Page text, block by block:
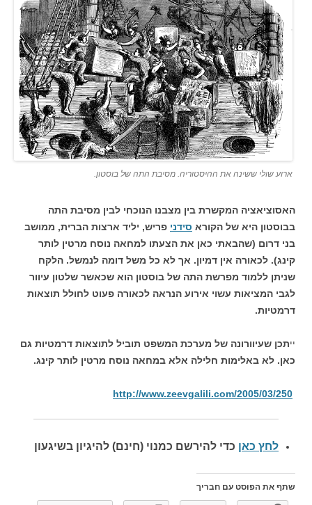
ארוע שולי ששינה את ההיסטוריה. מסיבת התה של בוסטון.
האסוציאציה המקשרת בין מצבנו הנוכחי לבין מסיבת התה
בבוסטון היא של הקורא סידני פריש, יליד ארצות הברית, ממושב
בני דרום (שהבאתי כאן את הצעתו למחאה נוסח מרטין לותר
קינג). לכאורה אין דמיון. אך לא כל משל דומה לנמשל. הלקח
שניתן ללמוד מפרשת התה של בוסטון הוא שכאשר שלטון עיוור
לגבי המציאות עשוי אירוע הנראה לכאורה פעוט לחולל תוצאות
דרמטיות.
ייתכן שעיוורונה של מערכת המשפט תוביל לתוצאות דרמטיות גם
כאן. לא באלימות חלילה אלא במחאה נוסח מרטין לותר קינג.
http://www.zeevgalili.com/2005/03/250
לחץ כאן כדי להירשם כמנוי (חינם) להיגיון בשיגעון
שתף את הפוסט עם חבריך